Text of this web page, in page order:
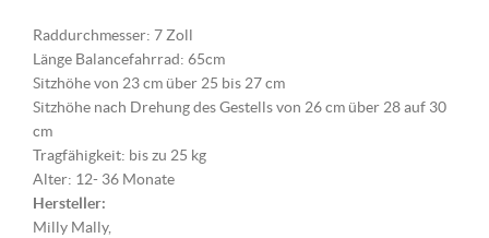
Raddurchmesser: 7 Zoll
Länge Balancefahrrad: 65cm
Sitzhöhe von 23 cm über 25 bis 27 cm
Sitzhöhe nach Drehung des Gestells von 26 cm über 28 auf 30
cm
Tragfähigkeit: bis zu 25 kg
Alter: 12- 36 Monate
Hersteller:
Milly Mally,